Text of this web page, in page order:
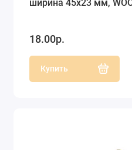
ширина
18.00р.
Купить